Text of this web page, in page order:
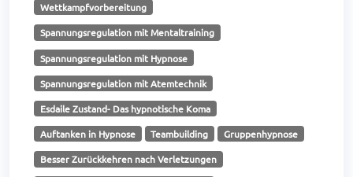
Wettkampfvorbereitung
Spannungsregulation mit Mentaltraining
Spannungsregulation mit Hypnose
Spannungsregulation mit Atemtechnik
Esdaile Zustand- Das hypnotische Koma
Auftanken in Hypnose Teambuilding Gruppenhypnose
Besser Zurückkehren nach Verletzungen